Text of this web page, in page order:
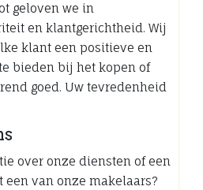
geloven we in
en klantgerichtheid. Wij
klant een positieve en
bieden bij het kopen of
goed. Uw tevredenheid
over onze diensten of een
een van onze makelaars?